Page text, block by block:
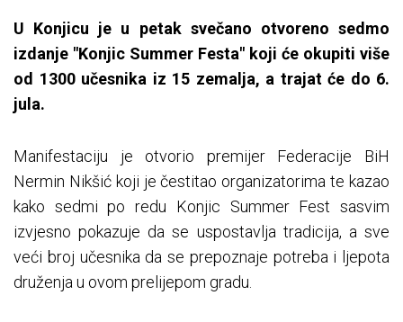
U Konjicu je u petak svečano otvoreno sedmo
izdanje "Konjic Summer Festa" koji će okupiti više
od 1300 učesnika iz 15 zemalja, a trajat će do 6.
jula.
Manifestaciju je otvorio premijer Federacije BiH
Nermin Nikšić koji je čestitao organizatorima te kazao
kako sedmi po redu Konjic Summer Fest sasvim
izvjesno pokazuje da se uspostavlja tradicija, a sve
veći broj učesnika da se prepoznaje potreba i ljepota
druženja u ovom prelijepom gradu.